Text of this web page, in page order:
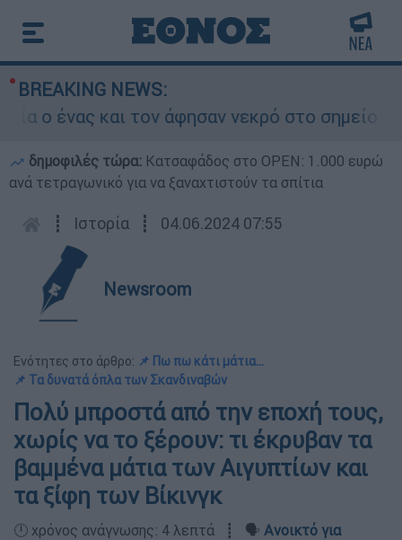
BREAKING NEWS:
και τον άφησαν νεκρό στο σημείο
δημοφιλές τώρα: Κατσαφάδος στο OPEN: 1.000 ευρώ
ανά τετραγωνικό για να ξαναχτιστούν τα σπίτια
┋ Ιστορία ┋ 04.06.2024 07:55
Newsroom
Ενότητες στο άρθρο: 📌 Πω πω κάτι μάτια...
📌 Τα δυνατά όπλα των Σκανδιναβών
Πολύ μπροστά από την εποχή τους,
χωρίς να το ξέρουν: τι έκρυβαν τα
βαμμένα μάτια των Αιγυπτίων και
τα ξίφη των Βίκινγκ
🕛 χρόνος ανάγνωσης: 4 λεπτά ┋ 🗣️ Ανοικτό για